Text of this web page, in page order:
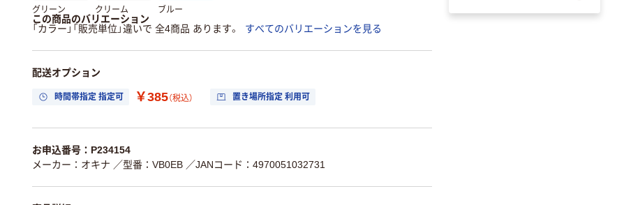
グリーン クリーム ブルー
この商品のバリエーション
「カラー」「販売単位」違いで 全4商品 あります。
すべてのバリエーションを見る
配送オプション
時間帯指定 指定可 ￥385（税込） 置き場所指定 利用可
お申込番号：P234154
メーカー：オキナ ／型番：VB0EB ／JANコード：4970051032731